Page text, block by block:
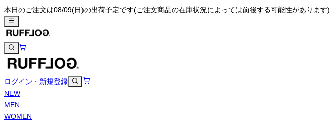
本日のご注文は08/09(日)の出荷予定です(ご注文商品の在庫状況によっては前後する可能性があります)
ログイン・新規登録
NEW
MEN
WOMEN